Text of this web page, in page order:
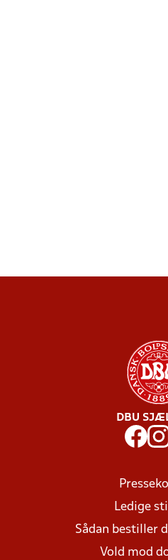
DBU
Ledige
Sådan bestiller
Vold mod